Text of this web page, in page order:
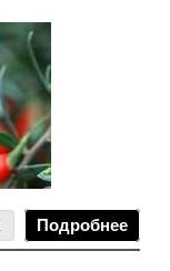
Подробнее